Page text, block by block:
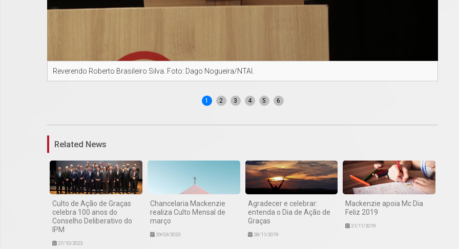
Reverendo Roberto Brasileiro Silva. Foto: Dago Nogueira/NTAI.
1 2 3 4 5 6
Related News
Culto de Ação de Graças
celebra 100 anos do
Conselho Deliberativo do
IPM
27/10/2023
Chancelaria Mackenzie
realiza Culto Mensal de
março
29/03/2023
Agradecer e celebrar:
entenda o Dia de Ação de
Graças
28/11/2019
Mackenzie apoia Mc Dia
Feliz 2019
21/11/2019